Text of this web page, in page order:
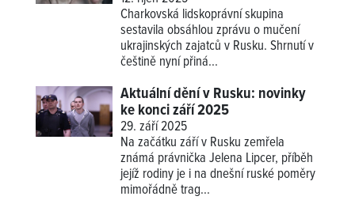
Charkovská lidskoprávní skupina
sestavila obsáhlou zprávu o mučení
ukrajinských zajatců v Rusku. Shrnutí v
češtině nyní přiná...
Aktuální dění v Rusku: novinky
ke konci září 2025
29. září 2025
Na začátku září v Rusku zemřela
známá právnička Jelena Lipcer, příběh
jejíž rodiny je i na dnešní ruské poměry
mimořádně trag...